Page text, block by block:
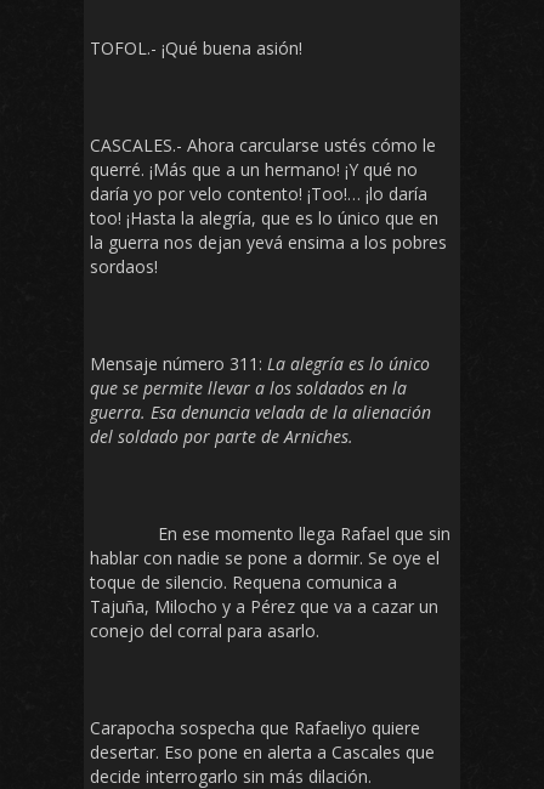
TOFOL.- ¡Qué buena asión!
CASCALES.- Ahora carcularse ustés cómo le
querré. ¡Más que a un hermano! ¡Y qué no
daría yo por velo contento! ¡Too!… ¡lo daría
too! ¡Hasta la alegría, que es lo único que en
la guerra nos dejan yevá ensima a los pobres
sordaos!
Mensaje número 311: La alegría es lo único
que se permite llevar a los soldados en la
guerra. Esa denuncia velada de la alienación
del soldado por parte de Arniches.
En ese momento llega Rafael que sin
hablar con nadie se pone a dormir. Se oye el
toque de silencio. Requena comunica a
Tajuña, Milocho y a Pérez que va a cazar un
conejo del corral para asarlo.
Carapocha sospecha que Rafaeliyo quiere
desertar. Eso pone en alerta a Cascales que
decide interrogarlo sin más dilación.